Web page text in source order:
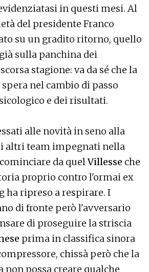
in questi mesi. Al
del presidente Franco
su un gradito ritorno, quello
sulla panchina dei
stagione: va da sé che la
nel cambio di passo
e dei risultati.
alle novità in seno alla
altri team impegnati nella
da quelVillesse che
proprio contro l'ormai ex
ha ripreso a respirare. I
di fronte però l'avversario
di proseguire la striscia
prima in classifica sinora
chissà però che la
non possa creare qualche